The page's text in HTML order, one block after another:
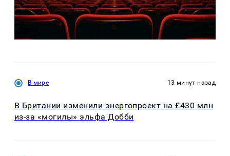
В мире 13 минут назад
В Британии изменили энергопроект на £430 млн
из-за «могилы» эльфа Добби